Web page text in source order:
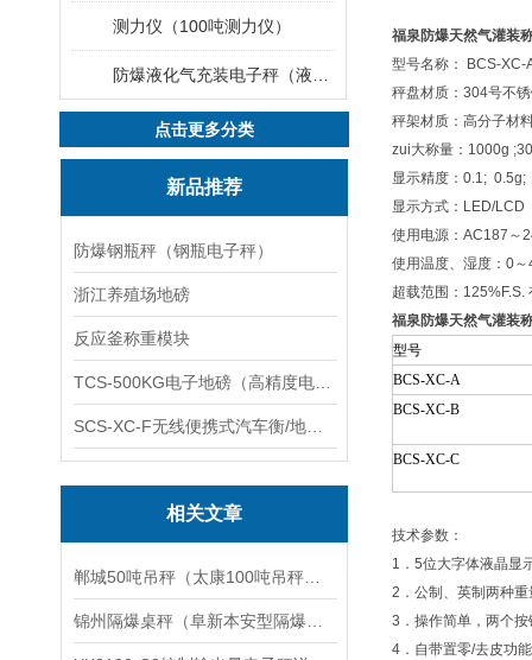
测力仪（100吨测力仪）
点击更多分类
新品推荐
防爆钢瓶秤（钢瓶电子秤）
浙江养殖场地磅
反应釜称重模块
相关文章
福泉防爆天然气灌装
型号名称： BCS-XC-
秤盘材质：304号不
秤架材质：高分子材
zui大称量：1000g
显示精度：0.1; 0.5g;
显示方式：LED/LCD
使用电源：AC187～
使用温度、湿度：0
超载范围：125%F.S.
福泉防爆天然气灌装
型号
BCS-XC-A
BCS-XC-B
BCS-XC-C
技术参数：
1．5位大字体液晶显
2．公制、英制两种
3．操作简单，两个
4．自带置零/去皮功